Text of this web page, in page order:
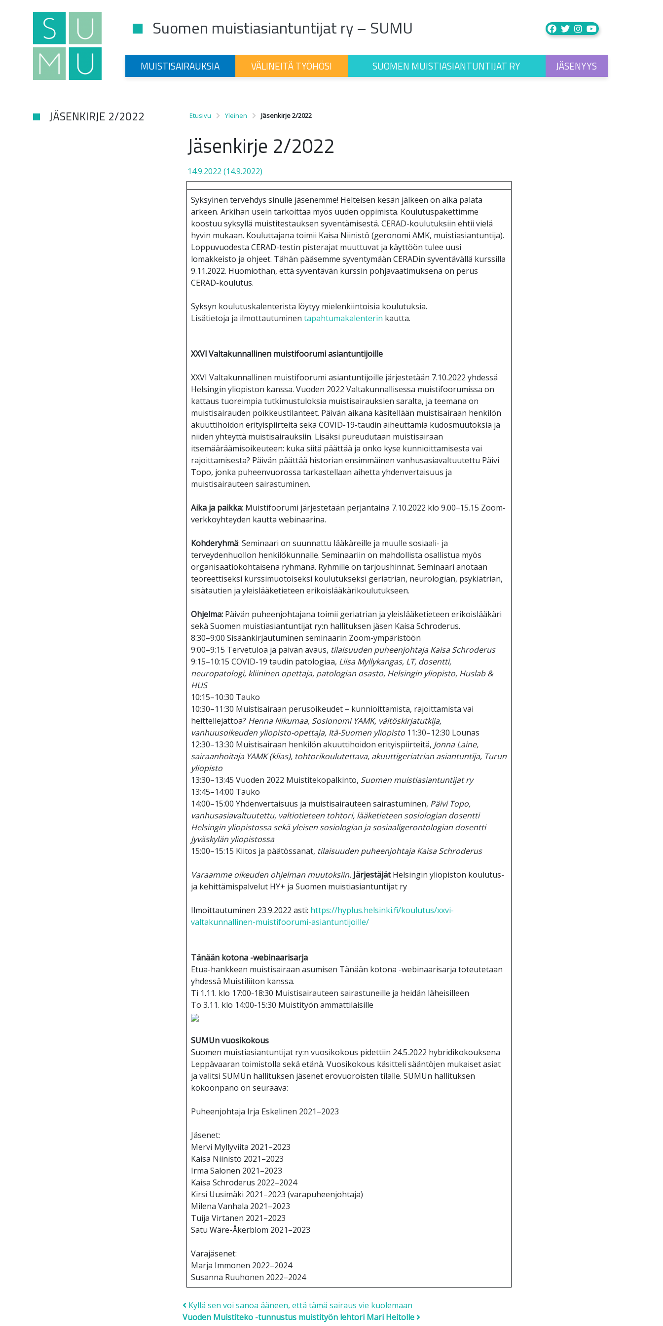
Main Navigation
Suomen muistiasiantuntijat ry – SUMU
MUISTISAIRAUKSIA VÄLINEITÄ TYÖHÖSI SUOMEN MUISTIASIANTUNTIJAT RY JÄSENYYS
JÄSENKIRJE 2/2022 Etusivu Yleinen Jäsenkirje 2/2022
Jäsenkirje 2/2022
14.9.2022 (14.9.2022)
Syksyinen tervehdys sinulle jäsenemme! Helteisen kesän jälkeen on aika palata
arkeen. Arkihan usein tarkoittaa myös uuden oppimista. Koulutuspakettimme
koostuu syksyllä muistitestauksen syventämisestä. CERAD-koulutuksiin ehtii vielä
hyvin mukaan. Kouluttajana toimii Kaisa Niinistö (geronomi AMK, muistiasiantuntija).
Loppuvuodesta CERAD-testin pisterajat muuttuvat ja käyttöön tulee uusi
lomakkeisto ja ohjeet. Tähän pääsemme syventymään CERADin syventävällä kurssilla
9.11.2022. Huomiothan, että syventävän kurssin pohjavaatimuksena on perus
CERAD-koulutus.
Syksyn koulutuskalenterista löytyy mielenkiintoisia koulutuksia.
Lisätietoja ja ilmottautuminen tapahtumakalenterin kautta.
XXVl Valtakunnallinen muistifoorumi asiantuntijoille
XXVI Valtakunnallinen muistifoorumi asiantuntijoille järjestetään 7.10.2022 yhdessä
Helsingin yliopiston kanssa. Vuoden 2022 Valtakunnallisessa muistifoorumissa on
kattaus tuoreimpia tutkimustuloksia muistisairauksien saralta, ja teemana on
muistisairauden poikkeustilanteet. Päivän aikana käsitellään muistisairaan henkilön
akuuttihoidon erityispiirteitä sekä COVID-19-taudin aiheuttamia kudosmuutoksia ja
niiden yhteyttä muistisairauksiin. Lisäksi pureudutaan muistisairaan
itsemääräämisoikeuteen: kuka siitä päättää ja onko kyse kunnioittamisesta vai
rajoittamisesta? Päivän päättää historian ensimmäinen vanhusasiavaltuutettu Päivi
Topo, jonka puheenvuorossa tarkastellaan aihetta yhdenvertaisuus ja
muistisairauteen sairastuminen.
Aika ja paikka: Muistifoorumi järjestetään perjantaina 7.10.2022 klo 9.00‒15.15 Zoom-
verkkoyhteyden kautta webinaarina.
Kohderyhmä: Seminaari on suunnattu lääkäreille ja muulle sosiaali- ja
terveydenhuollon henkilökunnalle. Seminaariin on mahdollista osallistua myös
organisaatiokohtaisena ryhmänä. Ryhmille on tarjoushinnat. Seminaari anotaan
teoreettiseksi kurssimuotoiseksi koulutukseksi geriatrian, neurologian, psykiatrian,
sisätautien ja yleislääketieteen erikoislääkärikoulutukseen.
Ohjelma:Päivän puheenjohtajana toimii geriatrian ja yleislääketieteen erikoislääkäri
sekä Suomen muistiasiantuntijat ry:n hallituksen jäsen Kaisa Schroderus.
8:30–9:00 Sisäänkirjautuminen seminaarin Zoom-ympäristöön
9:00–9:15 Tervetuloa ja päivän avaus, tilaisuuden puheenjohtaja Kaisa Schroderus
9:15–10:15 COVID-19 taudin patologiaa, Liisa Myllykangas, LT, dosentti,
neuropatologi, kliininen opettaja, patologian osasto, Helsingin yliopisto, Huslab &
HUS
10:15–10:30 Tauko
10:30–11:30 Muistisairaan perusoikeudet – kunnioittamista, rajoittamista vai
heittellejättöä? Henna Nikumaa, Sosionomi YAMK, väitöskirjatutkija,
vanhuusoikeuden yliopisto-opettaja, Itä-Suomen yliopisto11:30–12:30 Lounas
12:30–13:30 Muistisairaan henkilön akuuttihoidon erityispiirteitä, Jonna Laine,
sairaanhoitaja YAMK (klias), tohtorikoulutettava, akuuttigeriatrian asiantuntija, Turun
yliopisto
13:30–13:45 Vuoden 2022 Muistitekopalkinto, Suomen muistiasiantuntijat ry
13:45–14:00 Tauko
14:00–15:00 Yhdenvertaisuus ja muistisairauteen sairastuminen, Päivi Topo,
vanhusasiavaltuutettu, valtiotieteen tohtori, lääketieteen sosiologian dosentti
Helsingin yliopistossa sekä yleisen sosiologian ja sosiaaligerontologian dosentti
Jyväskylän yliopistossa
15:00–15:15 Kiitos ja päätössanat, tilaisuuden puheenjohtaja Kaisa Schroderus
Varaamme oikeuden ohjelman muutoksiin. JärjestäjätHelsingin yliopiston koulutus-
ja kehittämispalvelut HY+ ja Suomen muistiasiantuntijat ry
Ilmoittautuminen 23.9.2022 asti: https://hyplus.helsinki.fi/koulutus/xxvi-
valtakunnallinen-muistifoorumi-asiantuntijoille/
Tänään kotona -webinaarisarja
Etua-hankkeen muistisairaan asumisen Tänään kotona -webinaarisarja toteutetaan
yhdessä Muistiliiton kanssa.
Ti 1.11. klo 17:00-18:30 Muistisairauteen sairastuneille ja heidän läheisilleen
To 3.11. klo 14:00-15:30 Muistityön ammattilaisille
SUMUn vuosikokous
Suomen muistiasiantuntijat ry:n vuosikokous pidettiin 24.5.2022 hybridikokouksena
Leppävaaran toimistolla sekä etänä. Vuosikokous käsitteli sääntöjen mukaiset asiat
ja valitsi SUMUn hallituksen jäsenet erovuoroisten tilalle. SUMUn hallituksen
kokoonpano on seuraava:
Puheenjohtaja Irja Eskelinen 2021–2023
Jäsenet:
Mervi Myllyviita 2021–2023
Kaisa Niinistö 2021–2023
Irma Salonen 2021–2023
Kaisa Schroderus 2022–2024
Kirsi Uusimäki 2021–2023 (varapuheenjohtaja)
Milena Vanhala 2021–2023
Tuija Virtanen 2021–2023
Satu Wäre-Åkerblom 2021–2023
Varajäsenet:
Marja Immonen 2022–2024
Susanna Ruuhonen 2022–2024
Post navigation
Kyllä sen voi sanoa ääneen, että tämä sairaus vie kuolemaan
Vuoden Muistiteko -tunnustus muistityön lehtori Mari Heitolle